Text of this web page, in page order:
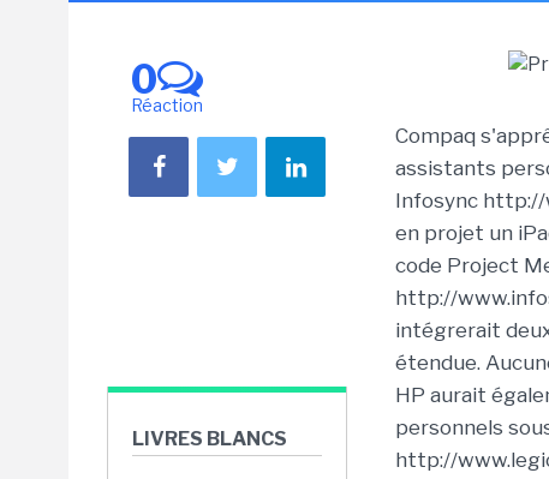
0
Réaction
LIVRES BLANCS
Compaq
assistants
Infosync http://
en projet un
code Project
http://
intégrerait
étendue.
HP aurait
personnels
http://